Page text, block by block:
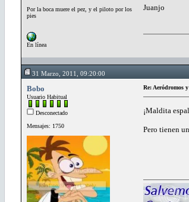
Por la boca muere el pez, y el piloto por los
pies
En línea
Juanjo
31 Marzo, 2011, 09:20:00
Bobo
Usuario Habitual
Desconectado
Mensajes: 1750
Re: Aeródromos
¡Maldita
Pero tienen